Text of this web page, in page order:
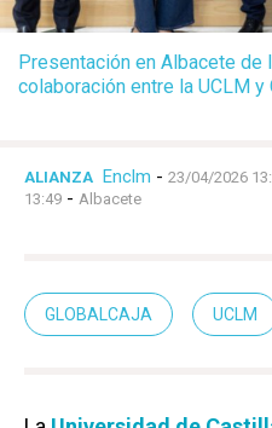
Presentación en Albacete de
colaboración entre la UCLM y
ALIANZA Enclm - 23/04/2026
13:49 - Albacete
GLOBALCAJA UCLM